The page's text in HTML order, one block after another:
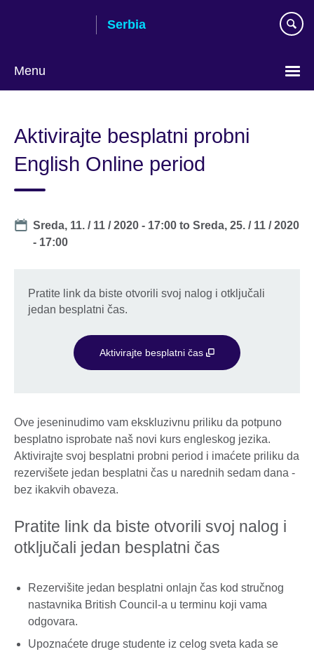
Serbia
Menu
language
Aktivirajte besplatni probni
English Online period
Date
Sreda, 11. / 11 / 2020 - 17:00 toSreda, 25. / 11 / 2020
- 17:00
Pratite link da biste otvorili svoj nalog i otključali
jedan besplatni čas.
Aktivirajte besplatni čas
Ove jeseninudimo vam ekskluzivnu priliku da potpuno
besplatno isprobate naš novi kurs engleskog jezika.
Aktivirajte svoj besplatni probni period i imaćete priliku da
rezervišete jedan besplatni čas u narednih sedam dana -
bez ikakvih obaveza.
Pratite link da biste otvorili svoj nalog i
otključali jedan besplatni čas
Rezervišite jedan besplatni onlajn čas kod stručnog
nastavnika British Council-a u terminu koji vama
odgovara.
Upoznaćete druge studente iz celog sveta kada se